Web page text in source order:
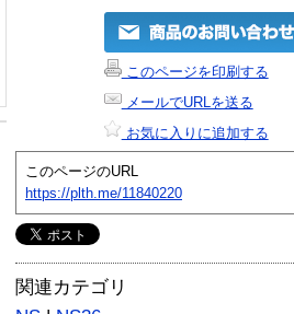
このページを印刷する
メールでURLを送る
お気に入りに追加する
このページのURL
https://plth.me/11840220
関連カテゴリ